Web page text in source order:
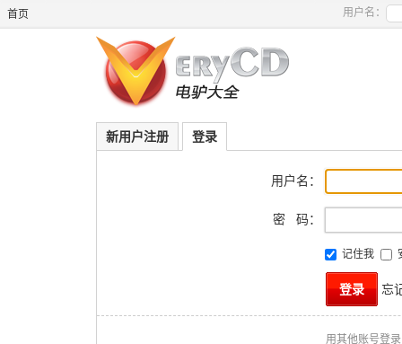
首页 用户名：
新用户注册 登录
用户名：
密 码：
记住我
忘
用其他账号登